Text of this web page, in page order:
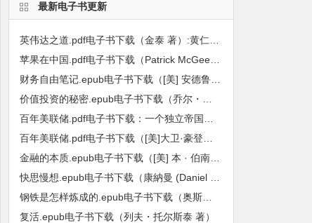
最新电子书更新
复活.epub电子书下载（列夫・托尔斯泰 著）